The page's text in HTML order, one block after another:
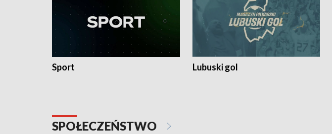
Sport Lubuski gol
SPOŁECZEŃSTWO